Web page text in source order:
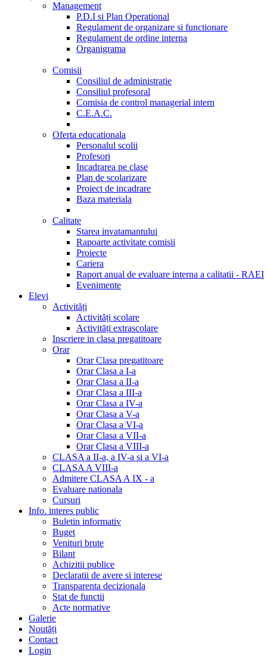
Management
P.D.I si Plan Operational
Regulament de organizare si functionare
Regulament de ordine interna
Organigrama
Comisii
Consiliul de administratie
Consiliul profesoral
Comisia de control managerial intern
C.E.A.C.
Oferta educationala
Personalul scolii
Profesori
Incadrarea pe clase
Plan de scolarizare
Proiect de incadrare
Baza materiala
Calitate
Starea invatamantului
Rapoarte activitate comisii
Proiecte
Cariera
Raport anual de evaluare interna a calitatii - RAEI
Evenimente
Elevi
Activități
Activități scolare
Activități extrascolare
Inscriere in clasa pregatitoare
Orar
Orar Clasa pregatitoare
Orar Clasa a I-a
Orar Clasa a II-a
Orar Clasa a III-a
Orar Clasa a IV-a
Orar Clasa a V-a
Orar Clasa a VI-a
Orar Clasa a VII-a
Orar Clasa a VIII-a
CLASA a II-a, a IV-a si a VI-a
CLASA A VIII-a
Admitere CLASA A IX - a
Evaluare nationala
Cursuri
Info. interes public
Buletin informativ
Buget
Venituri brute
Bilant
Achizitii publice
Declaratii de avere si interese
Transparenta decizionala
Stat de functii
Acte normative
Galerie
Noutăți
Contact
Login